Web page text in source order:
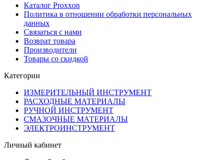
Каталог Proxxon
Политика в отношении обработки персональных
данных
Связаться с нами
Возврат товара
Производители
Товары со скидкой
Категории
ИЗМЕРИТЕЛЬНЫЙ ИНСТРУМЕНТ
РАСХОДНЫЕ МАТЕРИАЛЫ
РУЧНОЙ ИНСТРУМЕНТ
СМАЗОЧНЫЕ МАТЕРИАЛЫ
ЭЛЕКТРОИНСТРУМЕНТ
Личный кабинет